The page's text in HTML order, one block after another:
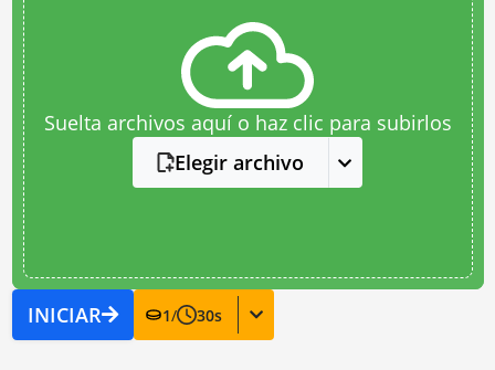
Suelta archivos aquí o haz clic para subirlos
Elegir archivo
INICIAR 1/ 30s